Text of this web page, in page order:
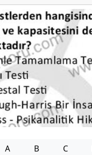
A B C